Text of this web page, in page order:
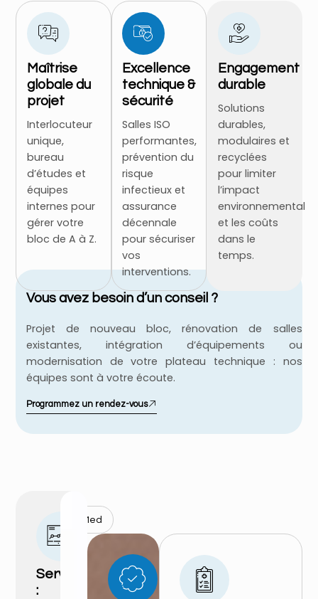
Vous avez besoin d’un conseil ?
Projet de nouveau bloc, rénovation de salles
existantes, intégration d’équipements ou
modernisation de votre plateau technique : nos
équipes sont à votre écoute.
Programmez un rendez-vous
Maîtrise
globale du
projet
Interlocuteur
unique,
bureau
d’études et
équipes
internes pour
gérer votre
bloc de A à Z.
Excellence
technique &
sécurité
Salles ISO
performantes,
prévention du
risque
infectieux et
assurance
décennale
pour sécuriser
vos
interventions.
Engagement
durable
Solutions
durables,
modulaires et
recyclées
pour limiter
l’impact
environnemental
et les coûts
dans le
temps.
System Med
ServiMED
: